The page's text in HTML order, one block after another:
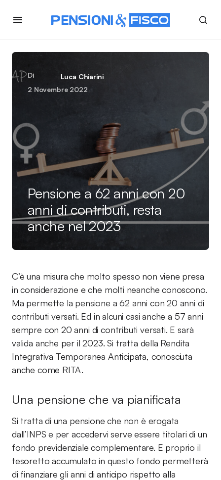
Di
Luca Chiarini
2 Novembre 2022
Pensione a 62 anni con 20
anni di contributi, resta
anche nel 2023
C’è una misura che molto spesso non viene presa
in considerazione e che molti neanche conoscono.
Ma permette la pensione a 62 anni con 20 anni di
contributi versati. Ed in alcuni casi anche a 57 anni
sempre con 20 anni di contributi versati. E sarà
valida anche per il 2023. Si tratta della Rendita
Integrativa Temporanea Anticipata, conosciuta
anche come RITA.
Una pensione che va pianificata
Si tratta di una pensione che non è erogata
dall’INPS e per accedervi serve essere titolari di un
fondo previdenziale complementare. E proprio il
tesoretto accumulato in questo fondo permetterà
di finanziare gli anni di anticipo rispetto alla